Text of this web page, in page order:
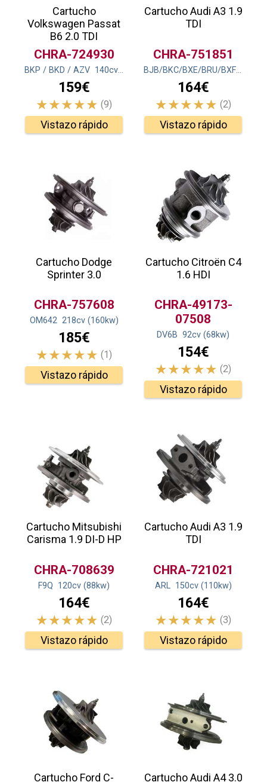
Cartucho
Volkswagen Passat
B6 2.0 TDI
CHRA-724930
BKP / BKD / AZV 140cv (103 kw)
159€
(9)
Vistazo rápido
Cartucho Audi A3 1.9
TDI
CHRA-751851
BJB/BKC/BXE/BRU/BXF/
164€
(2)
Vistazo rápido
Cartucho Dodge
Sprinter 3.0
CHRA-757608
OM642 218cv (160kw)
185€
(1)
Vistazo rápido
Cartucho Citroën C4
1.6 HDI
CHRA-49173-
07508
DV6B 92cv (68kw)
154€
(2)
Vistazo rápido
Cartucho Mitsubishi
Carisma 1.9 DI-D HP
CHRA-708639
F9Q 120cv (88kw)
164€
(2)
Vistazo rápido
Cartucho Audi A3 1.9
TDI
CHRA-721021
ARL 150cv (110kw)
164€
(3)
Vistazo rápido
Cartucho Ford C-
Cartucho Audi A4 3.0